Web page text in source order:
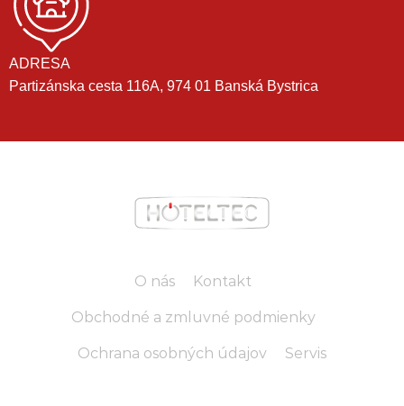
ADRESA
Partizánska cesta 116A, 974 01 Banská Bystrica
O nás Kontakt
Obchodné a zmluvné podmienky
Ochrana osobných údajov Servis